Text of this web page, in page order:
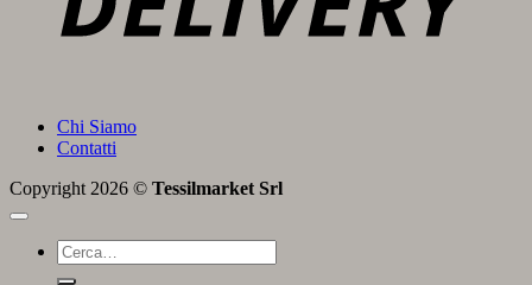
Chi Siamo
Contatti
Copyright 2026 © Tessilmarket Srl
Cerca: